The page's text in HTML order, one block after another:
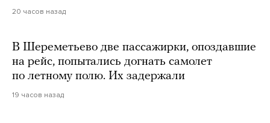
20 часов назад
В Шереметьево две пассажирки, опоздавшие
на рейс, попытались догнать самолет
по летному полю. Их задержали
19 часов назад